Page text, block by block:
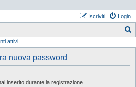
Login
Iscriviti
attivi
nuova password
inserito durante la registrazione.